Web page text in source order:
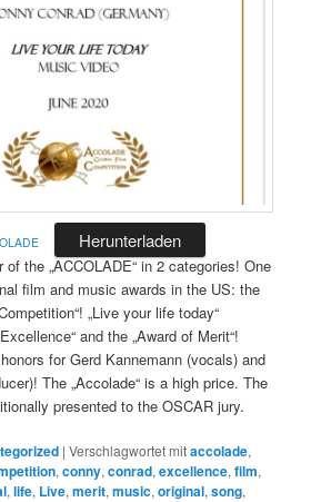
Herunterladen
the „ACCOLADE“ in 2 categories! One
film and music awards in the US: the
„Live your life today“
and the „Award of Merit“!
for Gerd Kannemann (vocals) and
The „Accolade“ is a high price. The
presented to the OSCAR jury.
|Verschlagwortet mitaccolade,
,conny,conrad,excellence,film,
,life, Live,merit,music,original,song,